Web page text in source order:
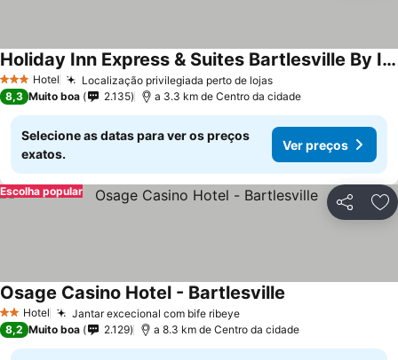
3 EstrelasHotel Localização privilegiada perto de lojasVer preços
Holiday Inn Express & Suites Bartlesville By Ihg
Ver preços
8,3 Muito boa 2.135 a 3.3 km de Centro da cidade
Selecione as datas para ver os preços
exatos.
Ver preços
Partilhar
Escolha popular
2 Estrelas
Hotel Jantar excecional com bife ribeyeVer preços
Osage Casino Hotel - Bartlesville
8,2 Muito boa 2.129 a 8.3 km de Centro da cidade